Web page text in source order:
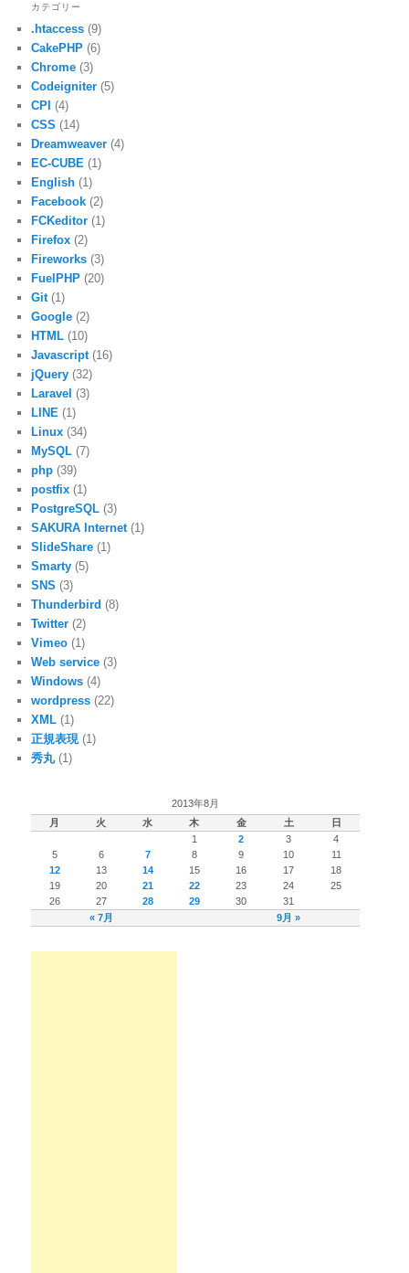
カテゴリー
.htaccess (9)
CakePHP (6)
Chrome (3)
Codeigniter (5)
CPI (4)
CSS (14)
Dreamweaver (4)
EC-CUBE (1)
English (1)
Facebook (2)
FCKeditor (1)
Firefox (2)
Fireworks (3)
FuelPHP (20)
Git (1)
Google (2)
HTML (10)
Javascript (16)
jQuery (32)
Laravel (3)
LINE (1)
Linux (34)
MySQL (7)
php (39)
postfix (1)
PostgreSQL (3)
SAKURA Internet (1)
SlideShare (1)
Smarty (5)
SNS (3)
Thunderbird (8)
Twitter (2)
Vimeo (1)
Web service (3)
Windows (4)
wordpress (22)
XML (1)
正規表現 (1)
秀丸(1)
2013年8月
月
火 水 木 金 土 日
« 7月 9月 »
1 2 3
4
5
6 7 8 9 10
11
12
13 14 15 16 17
18
19
20 21 22 23 24
25
26
27 28 29 30 31